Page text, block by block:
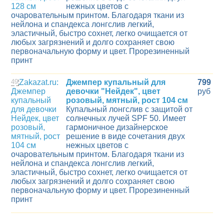
нежных цветов с
очаровательным принтом. Благодаря ткани из
нейлона и спандекса лонгслив легкий,
эластичный, быстро сохнет, легко очищается от
любых загрязнений и долго сохраняет свою
первоначальную форму и цвет. Прорезиненный
принт
49
Джемпер купальный для
девочки "Нейдек", цвет
розовый, мятный, рост 104 см
Купальный лонгслив с защитой от
солнечных лучей SPF 50. Имеет
гармоничное дизайнерское
решение в виде сочетания двух
нежных цветов с
очаровательным принтом. Благодаря ткани из
нейлона и спандекса лонгслив легкий,
эластичный, быстро сохнет, легко очищается от
любых загрязнений и долго сохраняет свою
первоначальную форму и цвет. Прорезиненный
принт
799
руб